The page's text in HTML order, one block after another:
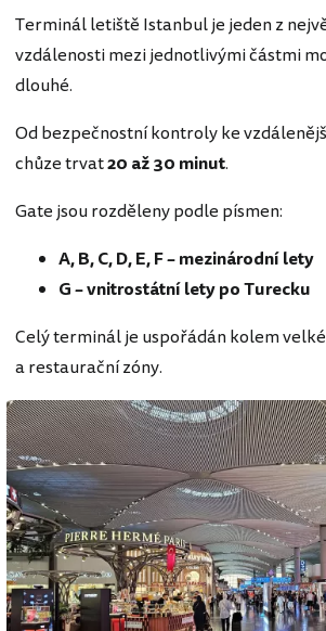
Terminál letiště Istanbul je jeden z
vzdálenosti mezi jednotlivými částmi
dlouhé.
Od bezpečnostní kontroly ke
chůze trvat20 až 30 minut.
Gate jsou rozděleny podle písmen:
A, B, C, D, E, F – mezinárodní lety
G – vnitrostátní lety po Turecku
Celý terminál je uspořádán kolem
a restaurační zóny.